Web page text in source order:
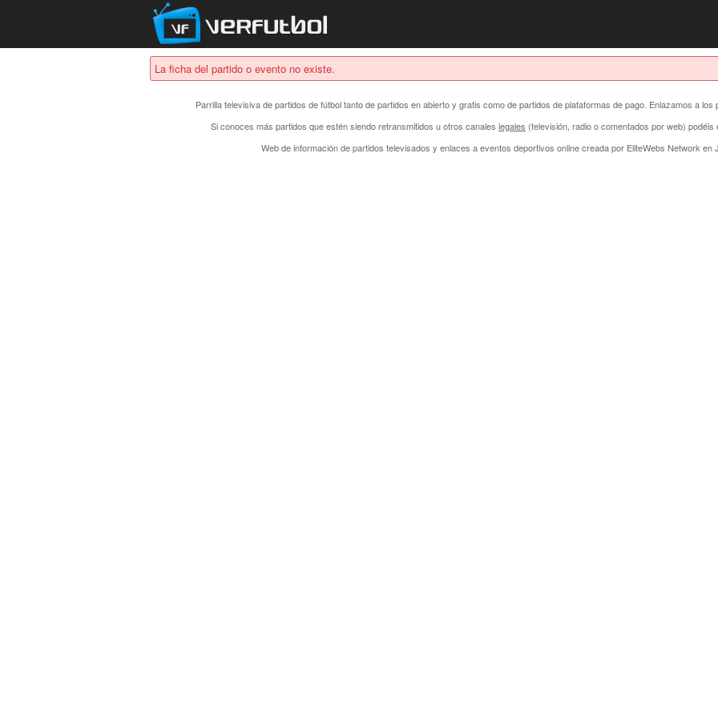
La ficha del partido o evento no existe.
Parrilla televisiva de partidos de fútbol tanto de partidos en abierto y gratis como de partidos de plataformas de pago. Enlazamos a los
Si conoces más partidos que estén siendo retransmitidos u otros canales legales (televisión, radio o comentados por web)
Web de información de partidos televisados y enlaces a eventos deportivos online creada por EliteWebs Network en